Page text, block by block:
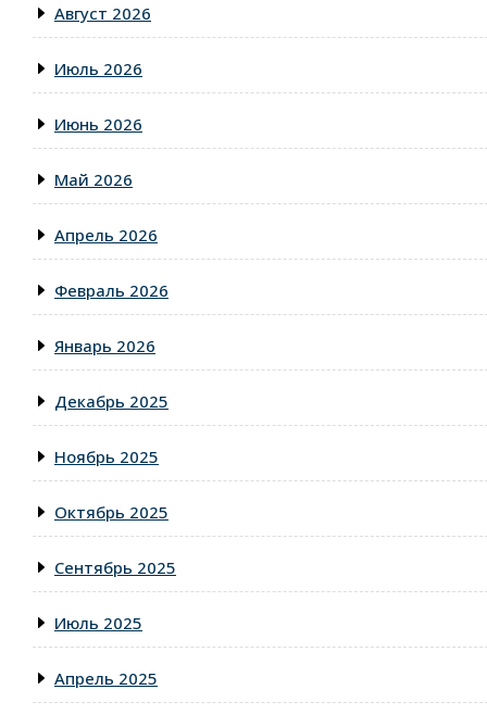
Август 2026
Июль 2026
Июнь 2026
Май 2026
Апрель 2026
Февраль 2026
Январь 2026
Декабрь 2025
Ноябрь 2025
Октябрь 2025
Сентябрь 2025
Июль 2025
Апрель 2025